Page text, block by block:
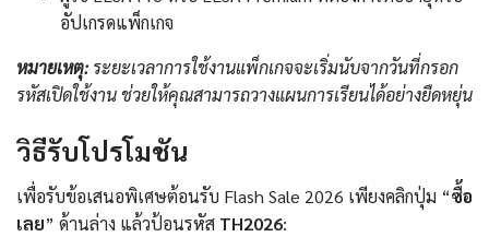
อัปเกรดแพ็กเกจ
หมายเหตุ: ระยะเวลาการใช้งานแพ็กเกจจะเริ่มนับจากวันที่กรอก
รหัสเปิดใช้งาน ช่วยให้คุณสามารถวางแผนการเรียนได้อย่างยืดหยุ่น
วิธีรับโปรโมชัน
เพื่อรับข้อเสนอพิเศษต้อนรับ Flash Sale 2026 เพียงคลิกปุ่ม “ซื้อ
เลย” ด้านล่าง แล้วป้อนรหัส TH2026: